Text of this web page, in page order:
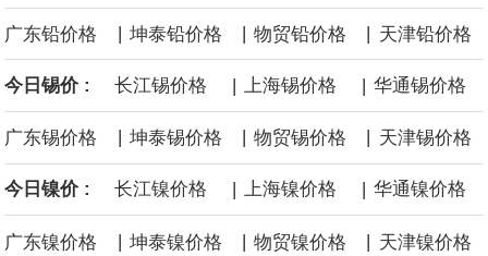
广东铅价格 坤泰铅价格 物贸铅价格 天津铅价格
今日锡价 : 长江锡价格 | 上海锡价格 | 华通锡价格
广东锡价格 坤泰锡价格 物贸锡价格 天津锡价格
今日镍价 : 长江镍价格 | 上海镍价格 | 华通镍价格
广东镍价格 | 坤泰镍价格 | 物贸镍价格 | 天津镍价格